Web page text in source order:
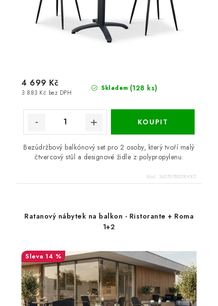
Skladem (128 ks)
3 883 Kč bez DPH
4 699 Kč
Bezúdržbový balkónový set pro 2 osoby, který tvoří malý
čtvercový stůl a designové židle z polypropylenu.
Kód: 345707882RIKKE
Ratanový nábytek na balkon - Ristorante + Roma
1+2
14 %